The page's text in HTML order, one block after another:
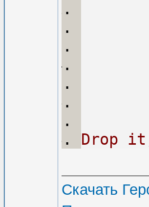
Drop
Скачать